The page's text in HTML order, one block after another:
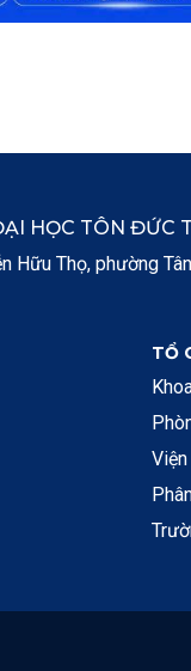
HỌC TÔN ĐỨC
Hữu Thọ, phường
TỔ